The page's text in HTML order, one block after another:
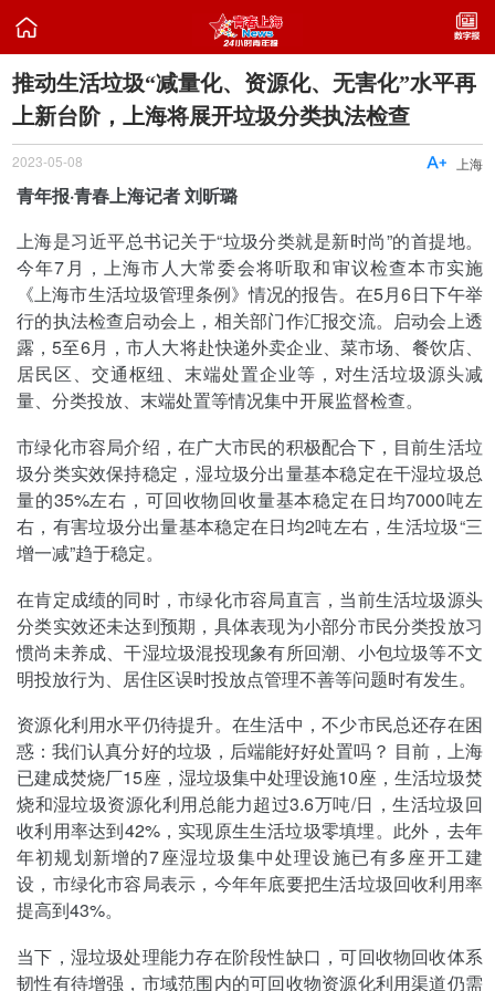

推动生活垃圾“减量化、资源化、无害化”水平再
上新台阶，上海将展开垃圾分类执法检查
2023-05-08 上海

青年报·青春上海记者 刘昕璐
上海是习近平总书记关于“垃圾分类就是新时尚”的首提地。
今年7月，上海市人大常委会将听取和审议检查本市实施
《上海市生活垃圾管理条例》情况的报告。在5月6日下午举
行的执法检查启动会上，相关部门作汇报交流。启动会上透
露，5至6月，市人大将赴快递外卖企业、菜市场、餐饮店、
居民区、交通枢纽、末端处置企业等，对生活垃圾源头减
量、分类投放、末端处置等情况集中开展监督检查。
市绿化市容局介绍，在广大市民的积极配合下，目前生活垃
圾分类实效保持稳定，湿垃圾分出量基本稳定在干湿垃圾总
量的35%左右，可回收物回收量基本稳定在日均7000吨左
右，有害垃圾分出量基本稳定在日均2吨左右，生活垃圾“三
增一减”趋于稳定。
在肯定成绩的同时，市绿化市容局直言，当前生活垃圾源头
分类实效还未达到预期，具体表现为小部分市民分类投放习
惯尚未养成、干湿垃圾混投现象有所回潮、小包垃圾等不文
明投放行为、居住区误时投放点管理不善等问题时有发生。
资源化利用水平仍待提升。在生活中，不少市民总还存在困
惑：我们认真分好的垃圾，后端能好好处置吗？ 目前，上海
已建成焚烧厂15座，湿垃圾集中处理设施10座，生活垃圾焚
烧和湿垃圾资源化利用总能力超过3.6万吨/日，生活垃圾回
收利用率达到42%，实现原生生活垃圾零填埋。此外，去年
年初规划新增的7座湿垃圾集中处理设施已有多座开工建
设，市绿化市容局表示，今年年底要把生活垃圾回收利用率
提高到43%。
当下，湿垃圾处理能力存在阶段性缺口，可回收物回收体系
韧性有待增强，市域范围内的可回收物资源化利用渠道仍需